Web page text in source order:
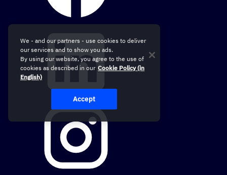
We - and our partners - use cookies to deliver
our services and to show you ads.
By using our website, you agree to the use of
cookies as described in our Cookie Policy (in
English)
Accept